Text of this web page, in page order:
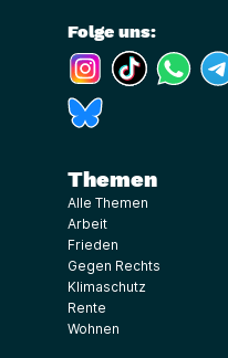
Folge uns:
(Link öffnet ein
(Link
Themen
Alle Themen
Arbeit
Frieden
Gegen Rechts
Klimaschutz
Rente
Wohnen